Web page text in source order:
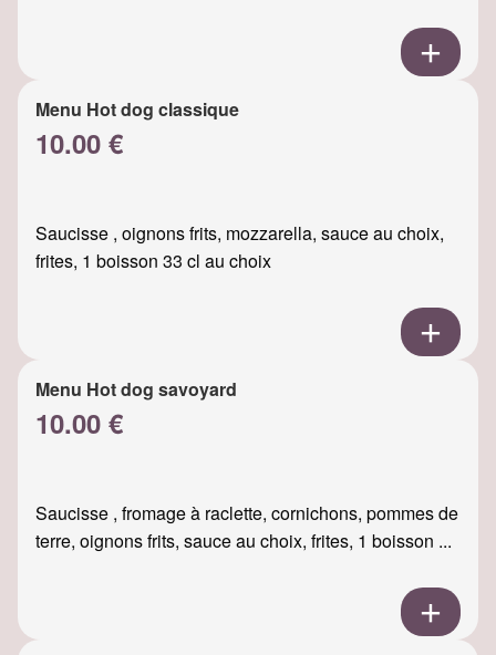
Menu Hot dog classique
10.00 €
Saucisse , oignons frits, mozzarella, sauce au choix,
frites, 1 boisson 33 cl au choix
Menu Hot dog savoyard
10.00 €
Saucisse , fromage à raclette, cornichons, pommes de
terre, oignons frits, sauce au choix, frites, 1 boisson ...